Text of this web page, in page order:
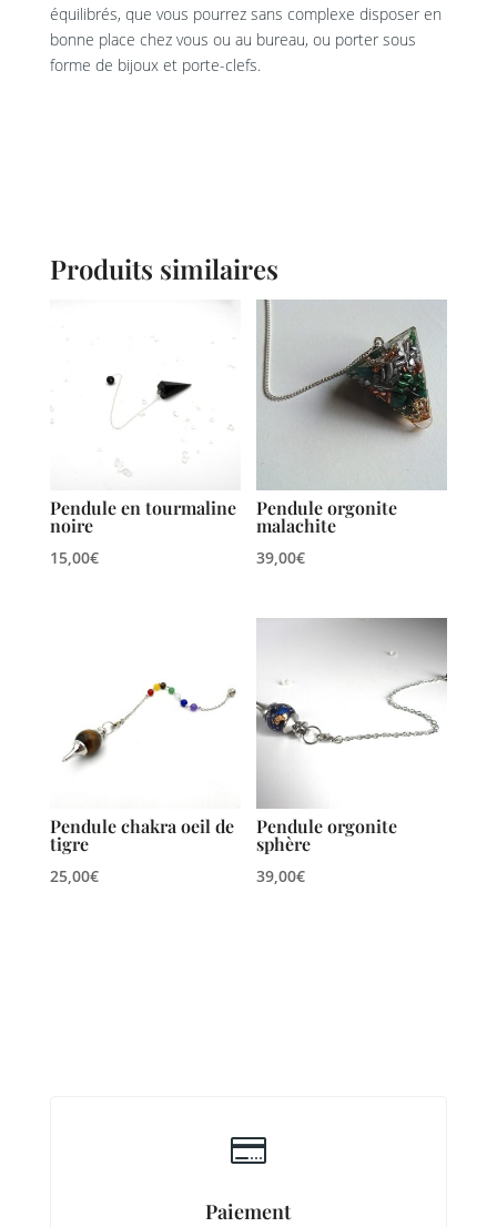
équilibrés, que vous pourrez sans complexe disposer en
bonne place chez vous ou au bureau, ou porter sous
forme de bijoux et porte-clefs.
Produits similaires
Pendule en tourmaline
noire
15,00€
Pendule orgonite
malachite
39,00€
Pendule chakra oeil de
tigre
25,00€
Pendule orgonite
sphère
39,00€

Paiement